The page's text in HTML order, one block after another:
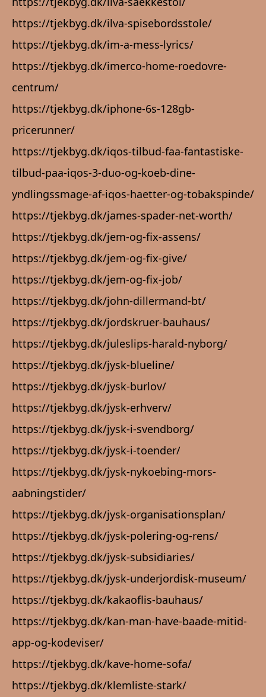
https://tjekbyg.dk/ilva-spisebordsstole/
https://tjekbyg.dk/im-a-mess-lyrics/
https://tjekbyg.dk/imerco-home-roedovre-
centrum/
https://tjekbyg.dk/iphone-6s-128gb-
pricerunner/
https://tjekbyg.dk/iqos-tilbud-faa-fantastiske-
tilbud-paa-iqos-3-duo-og-koeb-dine-
yndlingssmage-af-iqos-haetter-og-tobakspinde/
https://tjekbyg.dk/james-spader-net-worth/
https://tjekbyg.dk/jem-og-fix-assens/
https://tjekbyg.dk/jem-og-fix-give/
https://tjekbyg.dk/jem-og-fix-job/
https://tjekbyg.dk/john-dillermand-bt/
https://tjekbyg.dk/jordskruer-bauhaus/
https://tjekbyg.dk/juleslips-harald-nyborg/
https://tjekbyg.dk/jysk-blueline/
https://tjekbyg.dk/jysk-burlov/
https://tjekbyg.dk/jysk-erhverv/
https://tjekbyg.dk/jysk-i-svendborg/
https://tjekbyg.dk/jysk-i-toender/
https://tjekbyg.dk/jysk-nykoebing-mors-
aabningstider/
https://tjekbyg.dk/jysk-organisationsplan/
https://tjekbyg.dk/jysk-polering-og-rens/
https://tjekbyg.dk/jysk-subsidiaries/
https://tjekbyg.dk/jysk-underjordisk-museum/
https://tjekbyg.dk/kakaoflis-bauhaus/
https://tjekbyg.dk/kan-man-have-baade-mitid-
app-og-kodeviser/
https://tjekbyg.dk/kave-home-sofa/
https://tjekbyg.dk/klemliste-stark/